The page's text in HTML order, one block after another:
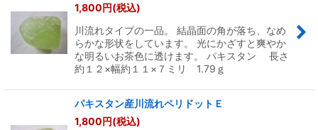
1,800円(税込)
川流れタイプの一品。 結晶面の角が落ち、なめ
らかな形状をしています。 光にかざすと爽やか
な明るいお茶色に透けます。 パキスタン 長さ
約１２×幅約１１×７ミリ 1.79ｇ
パキスタン産川流れペリドットＥ
1,800円(税込)